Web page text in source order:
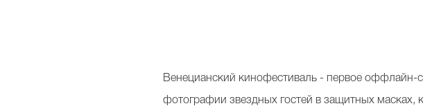
Венецианский кинофестиваль - первое
фотографии звездных гостей в защитных масках,